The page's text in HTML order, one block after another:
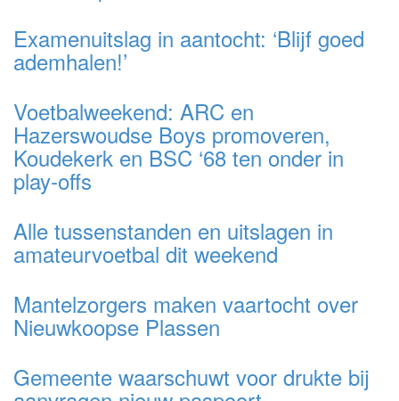
Examenuitslag in aantocht: ‘Blijf goed
ademhalen!’
Voetbalweekend: ARC en
Hazerswoudse Boys promoveren,
Koudekerk en BSC ‘68 ten onder in
play-offs
Alle tussenstanden en uitslagen in
amateurvoetbal dit weekend
Mantelzorgers maken vaartocht over
Nieuwkoopse Plassen
Gemeente waarschuwt voor drukte bij